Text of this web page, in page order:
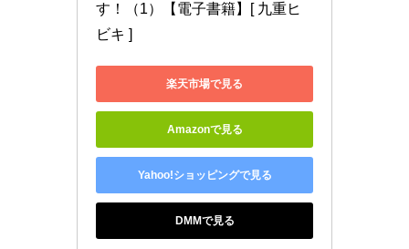
す！（1）【電子書籍】[ 九重ヒ
ビキ ]
楽天市場で見る
Amazonで見る
Yahoo!ショッピングで見る
DMMで見る